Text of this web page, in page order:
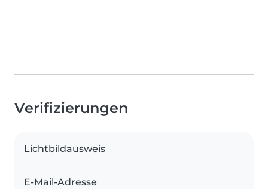
Verifizierungen
Lichtbildausweis
E-Mail-Adresse